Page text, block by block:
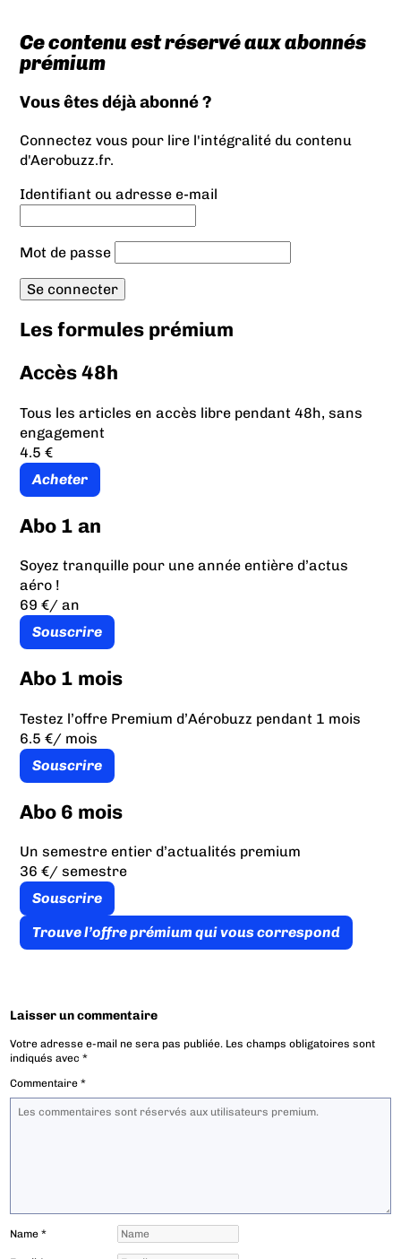
Ce contenu est réservé aux abonnés
prémium
Vous êtes déjà abonné ?
Connectez vous pour lire l'intégralité du contenu
d'Aerobuzz.fr.
Identifiant ou adresse e-mail
Mot de passe
Les formules prémium
Accès 48h
Tous les articles en accès libre pendant 48h, sans
engagement
4.5 €
Acheter
Abo 1 an
Soyez tranquille pour une année entière d’actus
aéro !
69 €/ an
Souscrire
Abo 1 mois
Testez l’offre Premium d’Aérobuzz pendant 1 mois
6.5 €/ mois
Souscrire
Abo 6 mois
Un semestre entier d’actualités premium
36 €/ semestre
Souscrire
Trouve l’offre prémium qui vous correspond
Laisser un commentaire
Votre adresse e-mail ne sera pas publiée. Les champs obligatoires sont
indiqués avec*
Commentaire*
Name*